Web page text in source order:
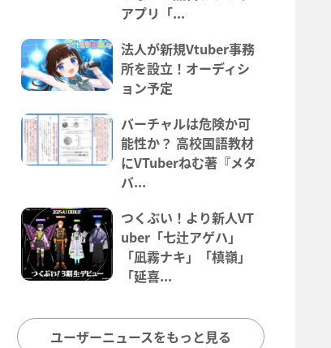
アプリ「...
法人が新規Vtuber事務
所を設立！オーディシ
ョン予定
バーチャルは危険か可
能性か？ 高校国語教材
にVTuberねむ著『メタ
バ...
つくぶい！より新人VT
uber「七辻アゲハ」
「凪霧ナキ」「槙嶺」
「延喜...
ユーザーニュースをもっと見る